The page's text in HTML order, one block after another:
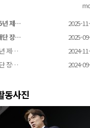
년 제…
2025-
단 장…
2025-
제…
2024-
장…
2024-
동사진